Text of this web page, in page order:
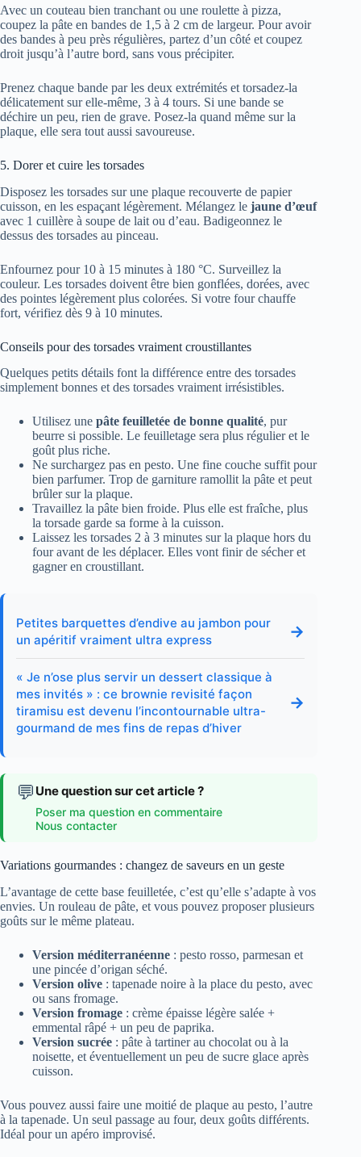
Avec un couteau bien tranchant ou une roulette à pizza,
coupez la pâte en bandes de 1,5 à 2 cm de largeur. Pour avoir
des bandes à peu près régulières, partez d’un côté et coupez
droit jusqu’à l’autre bord, sans vous précipiter.
Prenez chaque bande par les deux extrémités et torsadez-la
délicatement sur elle-même, 3 à 4 tours. Si une bande se
déchire un peu, rien de grave. Posez-la quand même sur la
plaque, elle sera tout aussi savoureuse.
5. Dorer et cuire les torsades
Disposez les torsades sur une plaque recouverte de papier
cuisson, en les espaçant légèrement. Mélangez le jaune d’œuf
avec 1 cuillère à soupe de lait ou d’eau. Badigeonnez le
dessus des torsades au pinceau.
Enfournez pour 10 à 15 minutes à 180 °C. Surveillez la
couleur. Les torsades doivent être bien gonflées, dorées, avec
des pointes légèrement plus colorées. Si votre four chauffe
fort, vérifiez dès 9 à 10 minutes.
Conseils pour des torsades vraiment croustillantes
Quelques petits détails font la différence entre des torsades
simplement bonnes et des torsades vraiment irrésistibles.
Utilisez une pâte feuilletée de bonne qualité, pur
beurre si possible. Le feuilletage sera plus régulier et le
goût plus riche.
Ne surchargez pas en pesto. Une fine couche suffit pour
bien parfumer. Trop de garniture ramollit la pâte et peut
brûler sur la plaque.
Travaillez la pâte bien froide. Plus elle est fraîche, plus
la torsade garde sa forme à la cuisson.
Laissez les torsades 2 à 3 minutes sur la plaque hors du
four avant de les déplacer. Elles vont finir de sécher et
gagner en croustillant.
Petites barquettes d’endive au jambon pour
un apéritif vraiment ultra express
→
« Je n’ose plus servir un dessert classique à
mes invités » : ce brownie revisité façon
tiramisu est devenu l’incontournable ultra-
gourmand de mes fins de repas d’hiver
→
💬 Une question sur cet article ?
Poser ma question en commentaire
Nous contacter
Variations gourmandes : changez de saveurs en un geste
L’avantage de cette base feuilletée, c’est qu’elle s’adapte à vos
envies. Un rouleau de pâte, et vous pouvez proposer plusieurs
goûts sur le même plateau.
Version méditerranéenne : pesto rosso, parmesan et
une pincée d’origan séché.
Version olive : tapenade noire à la place du pesto, avec
ou sans fromage.
Version fromage : crème épaisse légère salée +
emmental râpé + un peu de paprika.
Version sucrée : pâte à tartiner au chocolat ou à la
noisette, et éventuellement un peu de sucre glace après
cuisson.
Vous pouvez aussi faire une moitié de plaque au pesto, l’autre
à la tapenade. Un seul passage au four, deux goûts différents.
Idéal pour un apéro improvisé.